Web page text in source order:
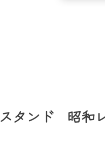
スタンド 昭和